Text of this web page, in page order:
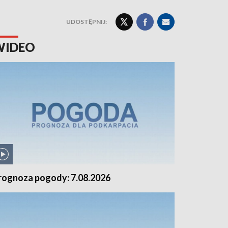
UDOSTĘPNIJ:
pogody: 7.08.2026